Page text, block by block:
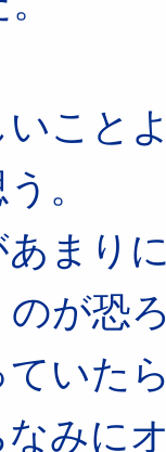
こと
。
まり
のが恐
いた
みに